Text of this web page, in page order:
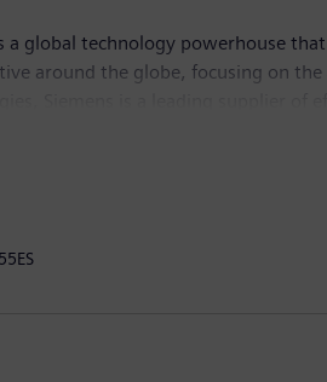
a global technology powerhouse
around the globe, focusing on
and software solutions for